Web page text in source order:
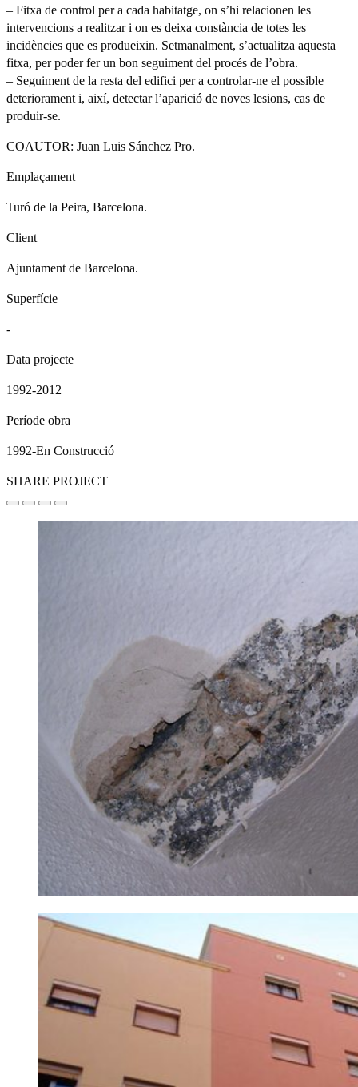
– Fitxa de control per a cada habitatge, on s’hi relacionen les
intervencions a realitzar i on es deixa constància de totes les
incidències que es produeixin. Setmanalment, s’actualitza aquesta
fitxa, per poder fer un bon seguiment del procés de l’obra.
– Seguiment de la resta del edifici per a controlar-ne el possible
deteriorament i, així, detectar l’aparició de noves lesions, cas de
produir-se.
COAUTOR: Juan Luis Sánchez Pro.
Emplaçament
Turó de la Peira, Barcelona.
Client
Ajuntament de Barcelona.
Superfície
-
Data projecte
1992-2012
Període obra
1992-En Construcció
SHARE PROJECT